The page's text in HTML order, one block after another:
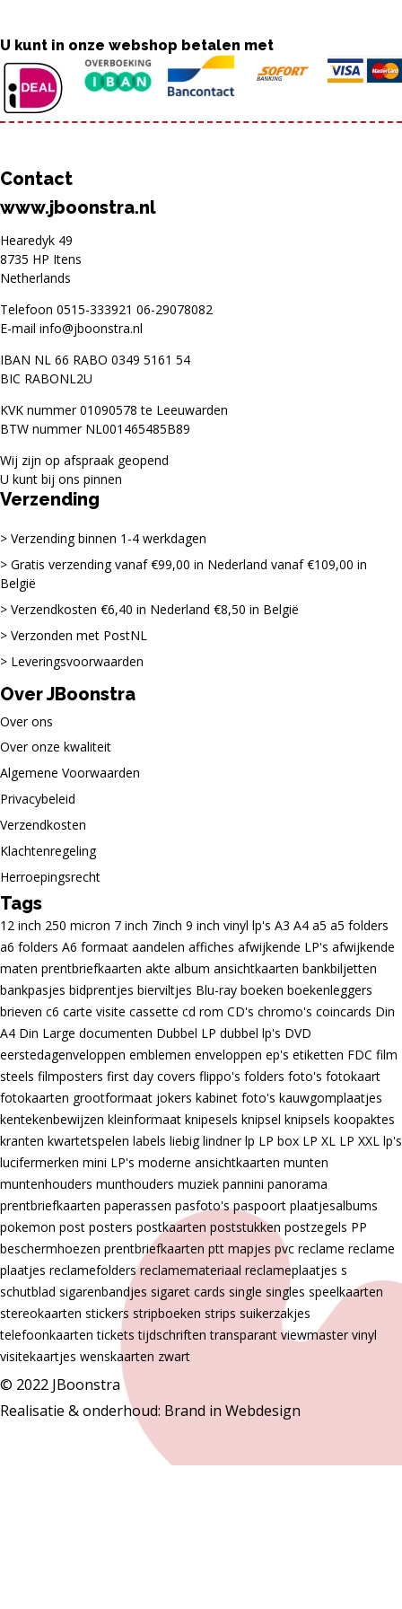
U kunt in onze webshop betalen met
Contact
www.jboonstra.nl
Hearedyk 49
8735 HP Itens
Netherlands
Telefoon 0515-333921 06-29078082
E-mail info@jboonstra.nl
IBAN NL 66 RABO 0349 5161 54
BIC RABONL2U
KVK nummer 01090578 te Leeuwarden
BTW nummer NL001465485B89
Wij zijn op afspraak geopend
U kunt bij ons pinnen
Verzending
Verzending binnen 1-4 werkdagen
Gratis verzending vanaf €99,00 in Nederland vanaf €109,00 in
België
Verzendkosten €6,40 in Nederland €8,50 in België
Verzonden met PostNL
Leveringsvoorwaarden
Over JBoonstra
Over ons
Over onze kwaliteit
Algemene Voorwaarden
Privacybeleid
Verzendkosten
Klachtenregeling
Herroepingsrecht
Tags
12 inch 250 micron 7 inch 7inch 9 inch vinyl lp's A3 A4 a5 a5 folders
a6 folders A6 formaat aandelen affiches afwijkende LP's afwijkende
maten prentbriefkaarten akte album ansichtkaarten bankbiljetten
bankpasjes bidprentjes bierviltjes Blu-ray boeken boekenleggers
brieven c6 carte visite cassette cd rom CD's chromo's coincards Din
A4 Din Large documenten Dubbel LP dubbel lp's DVD
eerstedagenveloppen emblemen enveloppen ep's etiketten FDC film
steels filmposters first day covers flippo's folders foto's fotokaart
fotokaarten grootformaat jokers kabinet foto's kauwgomplaatjes
kentekenbewijzen kleinformaat knipesels knipsel knipsels koopaktes
kranten kwartetspelen labels liebig lindner lp LP box LP XL LP XXL lp's
lucifermerken mini LP's moderne ansichtkaarten munten
muntenhouders munthouders muziek pannini panorama
prentbriefkaarten paperassen pasfoto's paspoort plaatjesalbums
pokemon post posters postkaarten poststukken postzegels PP
beschermhoezen prentbriefkaarten ptt mapjes pvc reclame reclame
plaatjes reclamefolders reclamemateriaal reclameplaatjes s
schutblad sigarenbandjes sigaret cards single singles speelkaarten
stereokaarten stickers stripboeken strips suikerzakjes
telefoonkaarten tickets tijdschriften transparant viewmaster vinyl
visitekaartjes wenskaarten zwart
© 2022 JBoonstra
Realisatie & onderhoud: Brand in Webdesign